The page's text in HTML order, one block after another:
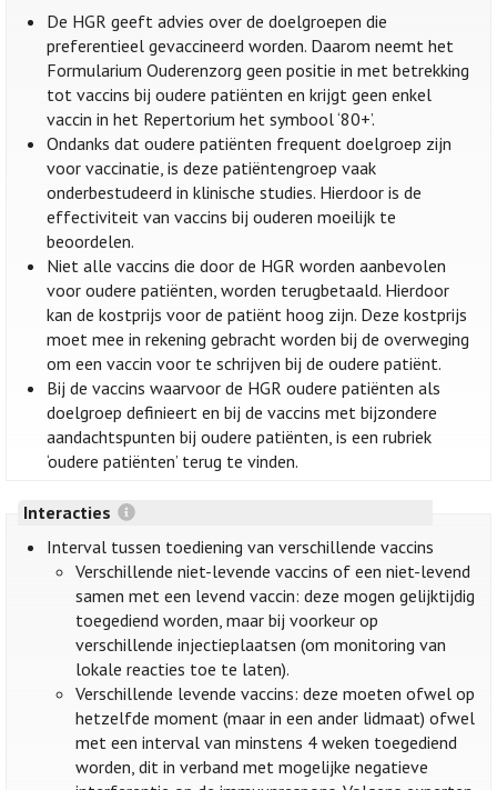
De HGR geeft advies over de doelgroepen die
preferentieel gevaccineerd worden. Daarom neemt het
Formularium Ouderenzorg geen positie in met betrekking
tot vaccins bij oudere patiënten en krijgt geen enkel
vaccin in het Repertorium het symbool ‘80+’.
Ondanks dat oudere patiënten frequent doelgroep zijn
voor vaccinatie, is deze patiëntengroep vaak
onderbestudeerd in klinische studies. Hierdoor is de
effectiviteit van vaccins bij ouderen moeilijk te
beoordelen.
Niet alle vaccins die door de HGR worden aanbevolen
voor oudere patiënten, worden terugbetaald. Hierdoor
kan de kostprijs voor de patiënt hoog zijn. Deze kostprijs
moet mee in rekening gebracht worden bij de overweging
om een vaccin voor te schrijven bij de oudere patiënt.
Bij de vaccins waarvoor de HGR oudere patiënten als
doelgroep definieert en bij de vaccins met bijzondere
aandachtspunten bij oudere patiënten, is een rubriek
‘oudere patiënten’ terug te vinden.
Interacties
Interval tussen toediening van verschillende vaccins
Verschillende niet-levende vaccins of een niet-levend
samen met een levend vaccin: deze mogen gelijktijdig
toegediend worden, maar bij voorkeur op
verschillende injectieplaatsen (om monitoring van
lokale reacties toe te laten).
Verschillende levende vaccins: deze moeten ofwel op
hetzelfde moment (maar in een ander lidmaat) ofwel
met een interval van minstens 4 weken toegediend
worden, dit in verband met mogelijke negatieve